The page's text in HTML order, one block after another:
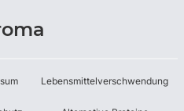
Lebensmittelverschwendung